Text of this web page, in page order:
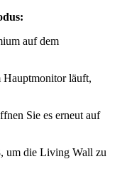
auf dem
Hauptmonitor läuft,
Sie es erneut auf
um die Living Wall zu